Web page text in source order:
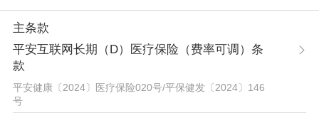
主条款
平安互联网长期（D）医疗保险（费率可调）条
款
平安健康〔2024〕医疗保险020号/平保健发〔2024〕146
号